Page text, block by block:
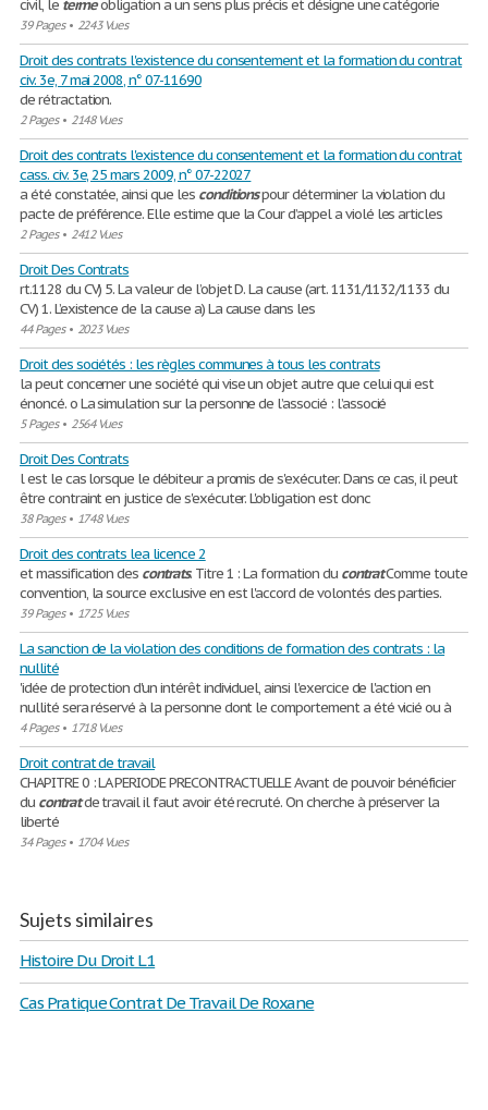
civil, le termeobligation a un sens plus précis et désigne une catégorie
39 Pages• 2243 Vues
Droit des contrats l'existence du consentement et la formation du contrat
civ. 3e, 7 mai 2008, n° 07-11690
de rétractation.
2 Pages• 2148 Vues
Droit des contrats l'existence du consentement et la formation du contrat
cass. civ. 3e, 25 mars 2009, n° 07-22027
a été constatée, ainsi que les conditionspour déterminer la violation du
pacte de préférence. Elle estime que la Cour d’appel a violé les articles
2 Pages• 2412 Vues
Droit Des Contrats
rt.1128 du CV) 5. La valeur de l’objet D. La cause (art. 1131/1132/1133 du
CV) 1. L’existence de la cause a) La cause dans les
44 Pages• 2023 Vues
Droit des sociétés : les règles communes à tous les contrats
la peut concerner une société qui vise un objet autre que celui qui est
énoncé. o La simulation sur la personne de l’associé : l’associé
5 Pages• 2564 Vues
Droit Des Contrats
l est le cas lorsque le débiteur a promis de s'exécuter. Dans ce cas, il peut
être contraint en justice de s'exécuter. L'obligation est donc
38 Pages• 1748 Vues
Droit des contrats lea licence 2
et massification des contrats. Titre 1 : La formation ducontratComme toute
convention, la source exclusive en est l'accord de volontés des parties.
39 Pages• 1725 Vues
La sanction de la violation des conditions de formation des contrats : la
nullité
'idée de protection d'un intérêt individuel, ainsi l'exercice de l'action en
nullité sera réservé à la personne dont le comportement a été vicié ou à
4 Pages• 1718 Vues
Droit contrat de travail
CHAPITRE 0 : LA PERIODE PRECONTRACTUELLE Avant de pouvoir bénéficier
ducontratde travail il faut avoir été recruté. On cherche à préserver la
liberté
34 Pages• 1704 Vues
Sujets similaires
Histoire Du Droit L1
Cas Pratique Contrat De Travail De Roxane